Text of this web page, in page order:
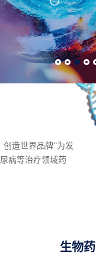
创造世界品牌”为发
病等治疗领域药
生物药